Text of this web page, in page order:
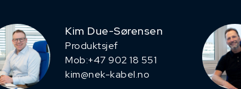
Kim Due-Sørensen
Produktsjef
​Mob:+47 902 18 551
kim@nek-kabel.no